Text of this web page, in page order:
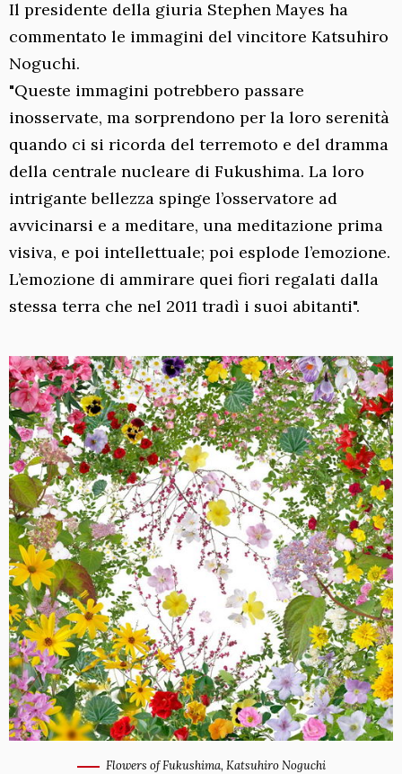
Il presidente della giuria Stephen Mayes ha
commentato le immagini del vincitore Katsuhiro
Noguchi.
"Queste immagini potrebbero passare
inosservate, ma sorprendono per la loro serenità
quando ci si ricorda del terremoto e del dramma
della centrale nucleare di Fukushima. La loro
intrigante bellezza spinge l’osservatore ad
avvicinarsi e a meditare, una meditazione prima
visiva, e poi intellettuale; poi esplode l’emozione.
L’emozione di ammirare quei fiori regalati dalla
stessa terra che nel 2011 tradì i suoi abitanti".
Flowers of Fukushima, Katsuhiro Noguchi